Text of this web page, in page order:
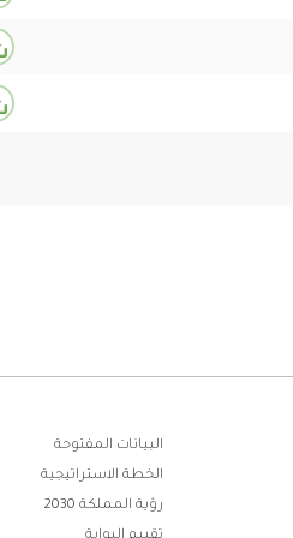
البيانات المفتوحة
الخطة الاستراتيجية
رؤية المملكة 2030